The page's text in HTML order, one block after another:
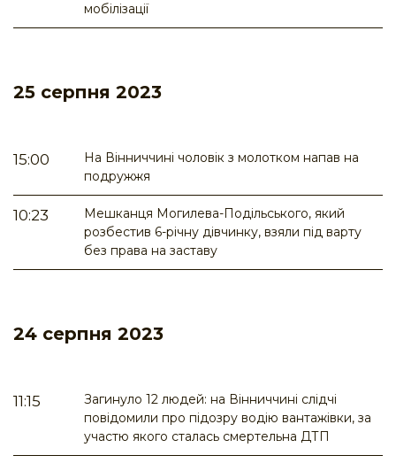
мобілізації
25 серпня 2023
15:00
На Вінниччині чоловік з молотком напав на
подружжя
10:23
Мешканця Могилева-Подільського, який
розбестив 6-річну дівчинку, взяли під варту
без права на заставу
24 серпня 2023
11:15
Загинуло 12 людей: на Вінниччині слідчі
повідомили про підозру водію вантажівки, за
участю якого сталась смертельна ДТП